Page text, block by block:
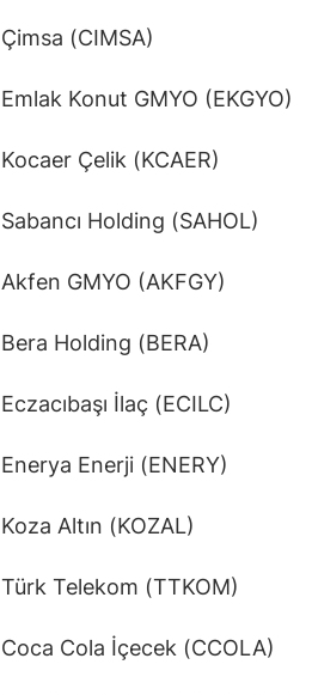
Çimsa (CIMSA)
Emlak Konut GMYO (EKGYO)
Kocaer Çelik (KCAER)
Sabancı Holding (SAHOL)
Akfen GMYO (AKFGY)
Bera Holding (BERA)
Eczacıbaşı İlaç (ECILC)
Enerya Enerji (ENERY)
Koza Altın (KOZAL)
Türk Telekom (TTKOM)
Coca Cola İçecek (CCOLA)